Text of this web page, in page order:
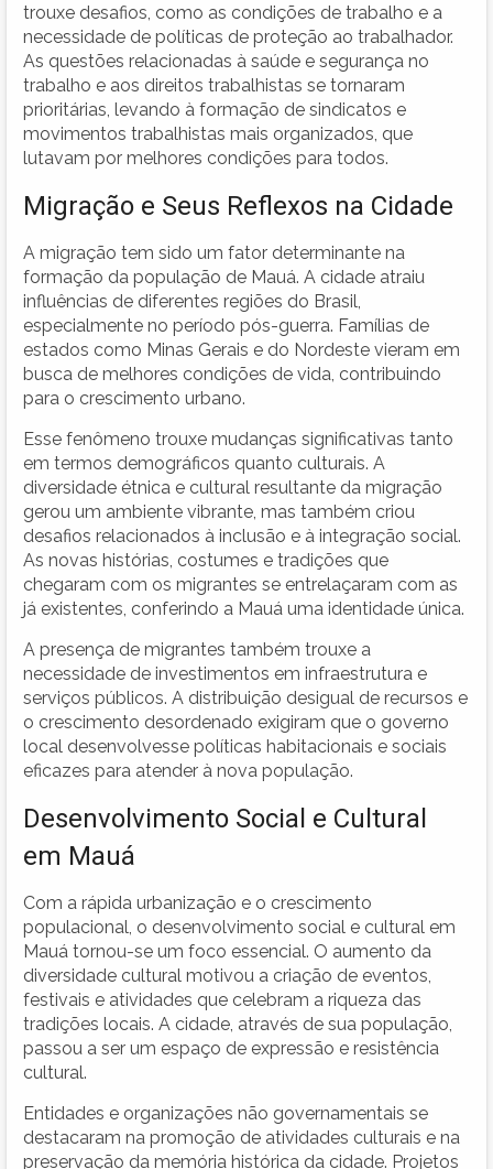
trouxe desafios, como as condições de trabalho e a
necessidade de políticas de proteção ao trabalhador.
As questões relacionadas à saúde e segurança no
trabalho e aos direitos trabalhistas se tornaram
prioritárias, levando à formação de sindicatos e
movimentos trabalhistas mais organizados, que
lutavam por melhores condições para todos.
Migração e Seus Reflexos na Cidade
A migração tem sido um fator determinante na
formação da população de Mauá. A cidade atraiu
influências de diferentes regiões do Brasil,
especialmente no período pós-guerra. Famílias de
estados como Minas Gerais e do Nordeste vieram em
busca de melhores condições de vida, contribuindo
para o crescimento urbano.
Esse fenômeno trouxe mudanças significativas tanto
em termos demográficos quanto culturais. A
diversidade étnica e cultural resultante da migração
gerou um ambiente vibrante, mas também criou
desafios relacionados à inclusão e à integração social.
As novas histórias, costumes e tradições que
chegaram com os migrantes se entrelaçaram com as
já existentes, conferindo a Mauá uma identidade única.
A presença de migrantes também trouxe a
necessidade de investimentos em infraestrutura e
serviços públicos. A distribuição desigual de recursos e
o crescimento desordenado exigiram que o governo
local desenvolvesse políticas habitacionais e sociais
eficazes para atender à nova população.
Desenvolvimento Social e Cultural
em Mauá
Com a rápida urbanização e o crescimento
populacional, o desenvolvimento social e cultural em
Mauá tornou-se um foco essencial. O aumento da
diversidade cultural motivou a criação de eventos,
festivais e atividades que celebram a riqueza das
tradições locais. A cidade, através de sua população,
passou a ser um espaço de expressão e resistência
cultural.
Entidades e organizações não governamentais se
destacaram na promoção de atividades culturais e na
preservação da memória histórica da cidade. Projetos